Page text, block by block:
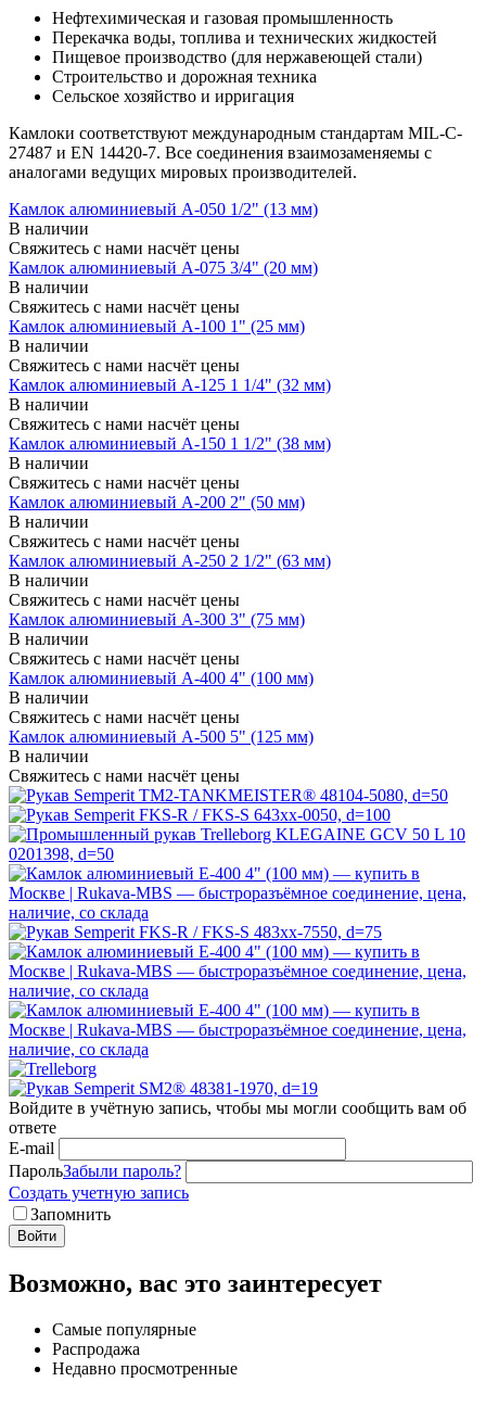
Нефтехимическая и газовая промышленность
Перекачка воды, топлива и технических жидкостей
Пищевое производство (для нержавеющей стали)
Строительство и дорожная техника
Сельское хозяйство и ирригация
Камлоки соответствуют международным стандартам MIL-C-
27487 и EN 14420-7. Все соединения взаимозаменяемы с
аналогами ведущих мировых производителей.
Камлок алюминиевый A-050 1/2" (13 мм)
В наличии
Свяжитесь с нами насчёт цены
Камлок алюминиевый A-075 3/4" (20 мм)
В наличии
Свяжитесь с нами насчёт цены
Камлок алюминиевый A-100 1" (25 мм)
В наличии
Свяжитесь с нами насчёт цены
Камлок алюминиевый A-125 1 1/4" (32 мм)
В наличии
Свяжитесь с нами насчёт цены
Камлок алюминиевый A-150 1 1/2" (38 мм)
В наличии
Свяжитесь с нами насчёт цены
Камлок алюминиевый A-200 2" (50 мм)
В наличии
Свяжитесь с нами насчёт цены
Камлок алюминиевый A-250 2 1/2" (63 мм)
В наличии
Свяжитесь с нами насчёт цены
Камлок алюминиевый A-300 3" (75 мм)
В наличии
Свяжитесь с нами насчёт цены
Камлок алюминиевый A-400 4" (100 мм)
В наличии
Свяжитесь с нами насчёт цены
Камлок алюминиевый A-500 5" (125 мм)
В наличии
Свяжитесь с нами насчёт цены
Войдите в учётную запись, чтобы мы могли сообщить вам об
ответе
E-mail
ПарольЗабыли пароль?
Создать учетную запись
Запомнить
Войти
Возможно, вас это заинтересует
Самые популярные
Распродажа
Недавно просмотренные